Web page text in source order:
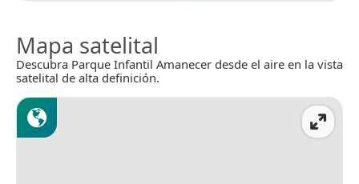
Mapa satelital
Descubra Parque Infantil Amanecer desde el aire en la vista
satelital de alta definición.